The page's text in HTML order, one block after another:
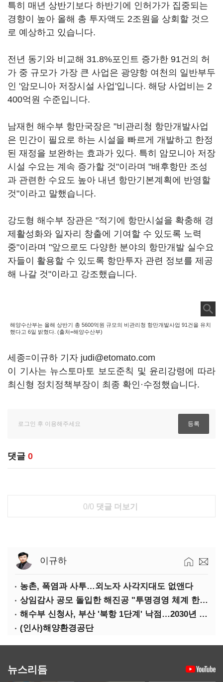
특히 매년 상반기보다 하반기에 인허가가 집중되는
경향이 높아 올해 총 투자액도 2조원을 상회할 것으
로 예상하고 있습니다.
전년 동기와 비교해 31.8%포인트 증가한 91건의 허
가 중 규모가 가장 큰 사업은 광양항 여천의 일반부두
인 '암모니아 저장시설 사업'입니다. 해당 사업비는 2
400억원 수준입니다.
남재헌 해수부 항만국장은 "비관리청 항만개발사업
은 민간이 필요로 하는 시설을 빠르게 개발하고 한정
된 재정을 보완하는 효과가 있다. 특히 암모니아 저장
시설 수요는 계속 증가할 것"이라며 "배후항만 조성
과 관련한 수요도 높아 내년 항만기본계획에 반영할
것"이라고 말했습니다.
강도형 해수부 장관은 "적기에 항만시설을 확충해 경
제활성화와 일자리 창출에 기여할 수 있도록 노력
중"이라며 "앞으로도 다양한 분야의 항만개발 실수요
자들이 활용할 수 있도록 항만투자 관련 정보를 제공
해 나갈 것"이라고 강조했습니다.
해양수산부는 올해 상반기 총 5600억원 규모의 비관리청 항만개발사업 91건을 유치
했다고 6일 밝혔다. (출처=해양수산부)
세종=이규하 기자 judi@etomato.com
이 기사는 뉴스토마토 보도준칙 및 윤리강령에 따라
최신형 정치정책부장이 최종 확인·수정했습니다.
댓글 0
0/0 댓글 더보기
이규하
농촌, 폭염과 사투…외노자 사각지대도 없앤다
상임감사 공모 돌입한 해진공 "투명경영 체계 한층 강화"
해수부 신청사, 부산 '북항 1단계' 낙점…2030년 완공 목표
(인사)해양환경공단
뉴스리듬